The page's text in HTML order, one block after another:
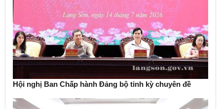
Hội nghị Ban Chấp hành Đảng bộ tỉnh kỳ chuyên đề